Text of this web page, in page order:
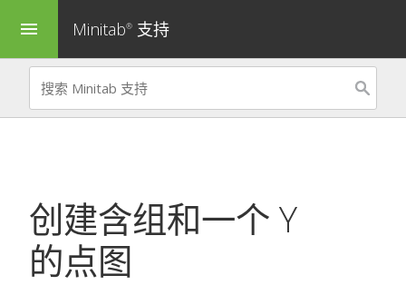
menu Minitab® 支持
创建含组和一个 Y
的点图